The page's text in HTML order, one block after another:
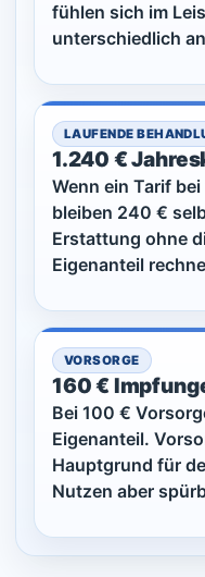
fühlen sich im
unterschiedlich
LAUFENDE
1.240 €
Wenn ein Tarif
bleiben 240 €
Erstattung ohne
Eigenanteil
VORSORGE
160 €
Bei 100 €
Eigenanteil.
Hauptgrund für
Nutzen aber